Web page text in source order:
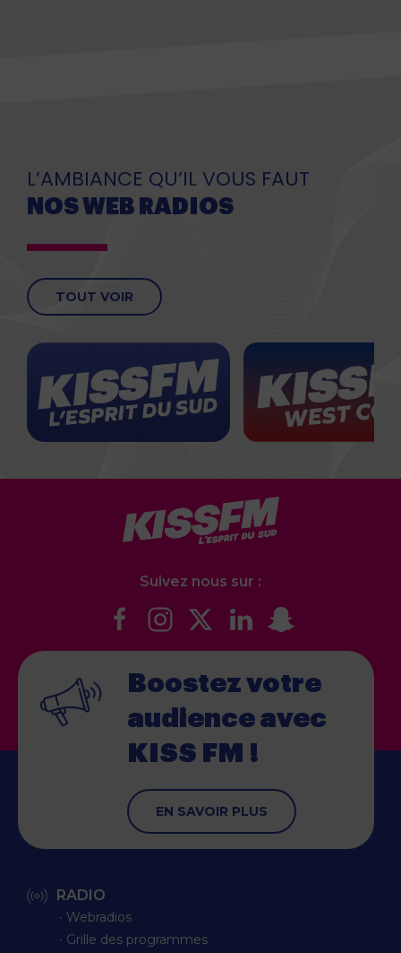
L’AMBIANCE QU’IL VOUS FAUT
NOS WEB RADIOS
TOUT VOIR
Suivez nous sur :
Boostez votre
audience avec
KISS FM !
EN SAVOIR PLUS
RADIO
∙ Webradios
∙ Grille des programmes